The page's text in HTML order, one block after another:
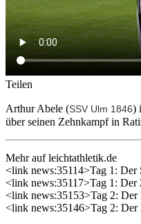
Teilen
Arthur Abele (SSV Ulm 1846)
über seinen Zehnkampf in
Mehr auf leichtathletik.de
<link news:35114>Tag 1: Der
<link news:35117>Tag 1: Der
<link news:35153>Tag 2: Der
<link news:35146>Tag 2: